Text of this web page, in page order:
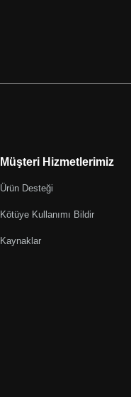
Müşteri Hizmetlerimiz
Ürün Desteği
Kötüye Kullanımı Bildir
Kaynaklar